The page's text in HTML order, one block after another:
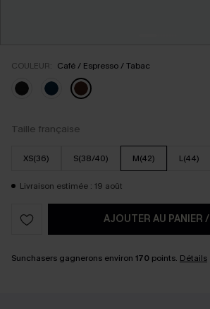
COULEUR: Café / Espresso / Tabac
Taille française
XS(36) S(38/40) M(42) L(44)
Livraison estimée : 19 août
AJOUTER AU PANIER /
Sunchasers gagnerons environ 170 points. Détails